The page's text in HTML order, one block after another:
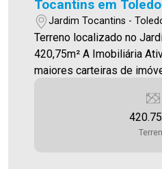
Tocantins em Toledo
Jardim Tocantins -
Terreno localizado no
420,75m² A Imobiliária Ativa possui hoje uma das
maiores carteiras de